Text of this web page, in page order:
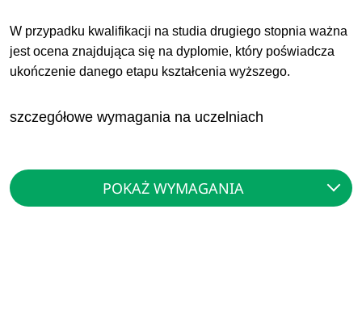
W przypadku kwalifikacji na studia drugiego stopnia ważna
jest ocena znajdująca się na dyplomie, który poświadcza
ukończenie danego etapu kształcenia wyższego.
szczegółowe wymagania na uczelniach
POKAŻ WYMAGANIA